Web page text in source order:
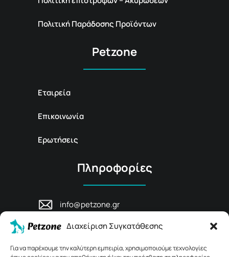
Διαχείριση Συγκατάθεσης
Για να παρέχουμε την καλύτερη εμπειρία, χρησιμοποιούμε τεχνολογίες
Πολιτική Παράδοσης Προϊόντων
Petzone
Εταιρεία
Επικοινωνία
Ερωτήσεις
Πληροφορίες
info@petzone.gr
Ρέθυμνο, Κρήτη